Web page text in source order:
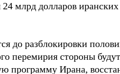
24 млрд долларов
до разблокировки
перемирия стороны
программу Ирана,